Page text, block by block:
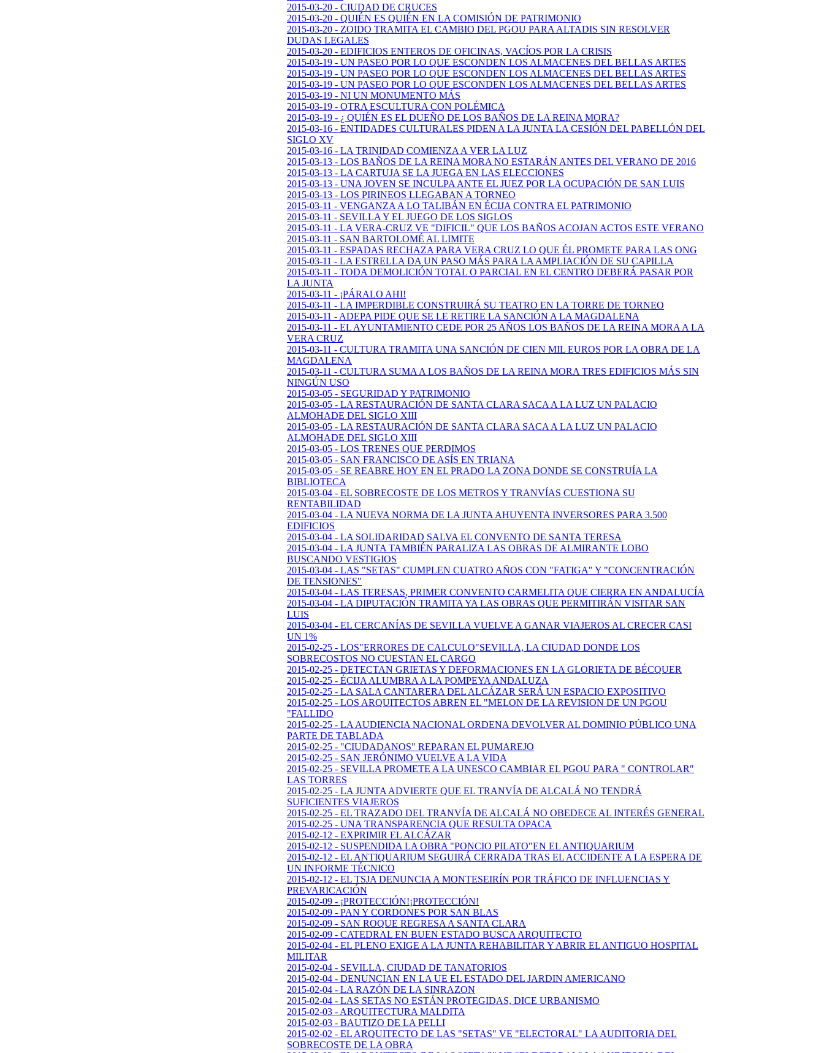
2015-03-20 - CIUDAD DE CRUCES
2015-03-20 - QUIÉN ES QUIÉN EN LA COMISIÓN DE PATRIMONIO
2015-03-20 - ZOIDO TRAMITA EL CAMBIO DEL PGOU PARA ALTADIS SIN RESOLVER
DUDAS LEGALES
2015-03-20 - EDIFICIOS ENTEROS DE OFICINAS, VACÍOS POR LA CRISIS
2015-03-19 - UN PASEO POR LO QUE ESCONDEN LOS ALMACENES DEL BELLAS ARTES
2015-03-19 - UN PASEO POR LO QUE ESCONDEN LOS ALMACENES DEL BELLAS ARTES
2015-03-19 - UN PASEO POR LO QUE ESCONDEN LOS ALMACENES DEL BELLAS ARTES
2015-03-19 - NI UN MONUMENTO MÁS
2015-03-19 - OTRA ESCULTURA CON POLÉMICA
2015-03-19 - ¿ QUIÉN ES EL DUEÑO DE LOS BAÑOS DE LA REINA MORA?
2015-03-16 - ENTIDADES CULTURALES PIDEN A LA JUNTA LA CESIÓN DEL PABELLÓN DEL
SIGLO XV
2015-03-16 - LA TRINIDAD COMIENZA A VER LA LUZ
2015-03-13 - LOS BAÑOS DE LA REINA MORA NO ESTARÁN ANTES DEL VERANO DE 2016
2015-03-13 - LA CARTUJA SE LA JUEGA EN LAS ELECCIONES
2015-03-13 - UNA JOVEN SE INCULPA ANTE EL JUEZ POR LA OCUPACIÓN DE SAN LUIS
2015-03-13 - LOS PIRINEOS LLEGABAN A TORNEO
2015-03-11 - VENGANZA A LO TALIBÁN EN ÉCIJA CONTRA EL PATRIMONIO
2015-03-11 - SEVILLA Y EL JUEGO DE LOS SIGLOS
2015-03-11 - LA VERA-CRUZ VE "DIFICIL" QUE LOS BAÑOS ACOJAN ACTOS ESTE VERANO
2015-03-11 - SAN BARTOLOMÉ AL LIMITE
2015-03-11 - ESPADAS RECHAZA PARA VERA CRUZ LO QUE ÉL PROMETE PARA LAS ONG
2015-03-11 - LA ESTRELLA DA UN PASO MÁS PARA LA AMPLIACIÓN DE SU CAPILLA
2015-03-11 - TODA DEMOLICIÓN TOTAL O PARCIAL EN EL CENTRO DEBERÁ PASAR POR
LA JUNTA
2015-03-11 - ¡PÁRALO AHI!
2015-03-11 - LA IMPERDIBLE CONSTRUIRÁ SU TEATRO EN LA TORRE DE TORNEO
2015-03-11 - ADEPA PIDE QUE SE LE RETIRE LA SANCIÓN A LA MAGDALENA
2015-03-11 - EL AYUNTAMIENTO CEDE POR 25 AÑOS LOS BAÑOS DE LA REINA MORA A LA
VERA CRUZ
2015-03-11 - CULTURA TRAMITA UNA SANCIÓN DE CIEN MIL EUROS POR LA OBRA DE LA
MAGDALENA
2015-03-11 - CULTURA SUMA A LOS BAÑOS DE LA REINA MORA TRES EDIFICIOS MÁS SIN
NINGÚN USO
2015-03-05 - SEGURIDAD Y PATRIMONIO
2015-03-05 - LA RESTAURACIÓN DE SANTA CLARA SACA A LA LUZ UN PALACIO
ALMOHADE DEL SIGLO XIII
2015-03-05 - LA RESTAURACIÓN DE SANTA CLARA SACA A LA LUZ UN PALACIO
ALMOHADE DEL SIGLO XIII
2015-03-05 - LOS TRENES QUE PERDIMOS
2015-03-05 - SAN FRANCISCO DE ASÍS EN TRIANA
2015-03-05 - SE REABRE HOY EN EL PRADO LA ZONA DONDE SE CONSTRUÍA LA
BIBLIOTECA
2015-03-04 - EL SOBRECOSTE DE LOS METROS Y TRANVÍAS CUESTIONA SU
RENTABILIDAD
2015-03-04 - LA NUEVA NORMA DE LA JUNTA AHUYENTA INVERSORES PARA 3.500
EDIFICIOS
2015-03-04 - LA SOLIDARIDAD SALVA EL CONVENTO DE SANTA TERESA
2015-03-04 - LA JUNTA TAMBIÉN PARALIZA LAS OBRAS DE ALMIRANTE LOBO
BUSCANDO VESTIGIOS
2015-03-04 - LAS "SETAS" CUMPLEN CUATRO AÑOS CON "FATIGA" Y "CONCENTRACIÓN
DE TENSIONES"
2015-03-04 - LAS TERESAS, PRIMER CONVENTO CARMELITA QUE CIERRA EN ANDALUCÍA
2015-03-04 - LA DIPUTACIÓN TRAMITA YA LAS OBRAS QUE PERMITIRÁN VISITAR SAN
LUIS
2015-03-04 - EL CERCANÍAS DE SEVILLA VUELVE A GANAR VIAJEROS AL CRECER CASI
UN 1%
2015-02-25 - LOS"ERRORES DE CALCULO"SEVILLA, LA CIUDAD DONDE LOS
SOBRECOSTOS NO CUESTAN EL CARGO
2015-02-25 - DETECTAN GRIETAS Y DEFORMACIONES EN LA GLORIETA DE BÉCQUER
2015-02-25 - ÉCIJA ALUMBRA A LA POMPEYA ANDALUZA
2015-02-25 - LA SALA CANTARERA DEL ALCÁZAR SERÁ UN ESPACIO EXPOSITIVO
2015-02-25 - LOS ARQUITECTOS ABREN EL "MELON DE LA REVISION DE UN PGOU
"FALLIDO
2015-02-25 - LA AUDIENCIA NACIONAL ORDENA DEVOLVER AL DOMINIO PÚBLICO UNA
PARTE DE TABLADA
2015-02-25 - "CIUDADANOS" REPARAN EL PUMAREJO
2015-02-25 - SAN JERÓNIMO VUELVE A LA VIDA
2015-02-25 - SEVILLA PROMETE A LA UNESCO CAMBIAR EL PGOU PARA " CONTROLAR"
LAS TORRES
2015-02-25 - LA JUNTA ADVIERTE QUE EL TRANVÍA DE ALCALÁ NO TENDRÁ
SUFICIENTES VIAJEROS
2015-02-25 - EL TRAZADO DEL TRANVÍA DE ALCALÁ NO OBEDECE AL INTERÉS GENERAL
2015-02-25 - UNA TRANSPARENCIA QUE RESULTA OPACA
2015-02-12 - EXPRIMIR EL ALCÁZAR
2015-02-12 - SUSPENDIDA LA OBRA "PONCIO PILATO"EN EL ANTIQUARIUM
2015-02-12 - EL ANTIQUARIUM SEGUIRÁ CERRADA TRAS EL ACCIDENTE A LA ESPERA DE
UN INFORME TÉCNICO
2015-02-12 - EL TSJA DENUNCIA A MONTESEIRÍN POR TRÁFICO DE INFLUENCIAS Y
PREVARICACIÓN
2015-02-09 - ¡PROTECCIÓN!¡PROTECCIÓN!
2015-02-09 - PAN Y CORDONES POR SAN BLAS
2015-02-09 - SAN ROQUE REGRESA A SANTA CLARA
2015-02-09 - CATEDRAL EN BUEN ESTADO BUSCA ARQUITECTO
2015-02-04 - EL PLENO EXIGE A LA JUNTA REHABILITAR Y ABRIR EL ANTIGUO HOSPITAL
MILITAR
2015-02-04 - SEVILLA, CIUDAD DE TANATORIOS
2015-02-04 - DENUNCIAN EN LA UE EL ESTADO DEL JARDIN AMERICANO
2015-02-04 - LA RAZÓN DE LA SINRAZON
2015-02-04 - LAS SETAS NO ESTÁN PROTEGIDAS, DICE URBANISMO
2015-02-03 - ARQUITECTURA MALDITA
2015-02-03 - BAUTIZO DE LA PELLI
2015-02-02 - EL ARQUITECTO DE LAS "SETAS" VE "ELECTORAL" LA AUDITORIA DEL
SOBRECOSTE DE LA OBRA